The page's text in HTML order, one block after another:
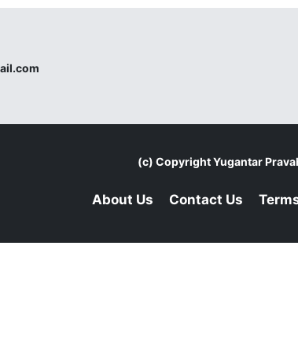
(c) CopyrightYugantar
About Us Contact Us